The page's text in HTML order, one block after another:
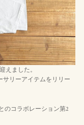
えました。
サリーアイテムをリリー
のコラボレーション第2